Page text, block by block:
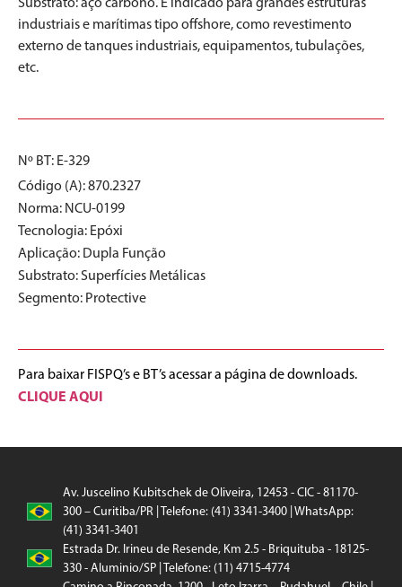
industriais e marítimas tipo offshore, como revestimento
externo de tanques industriais, equipamentos, tubulações,
etc.
Nº BT: E-329
Código (A): 870.2327
Norma: NCU-0199
Tecnologia: Epóxi
Aplicação: Dupla Função
Substrato:Superfícies Metálicas
Segmento: Protective
Para baixar FISPQ’s e BT’s acessar a página de downloads.
CLIQUE AQUI
Av. Juscelino Kubitschek de Oliveira, 12453 - CIC - 81170-
300 – Curitiba/PR | Telefone: (41) 3341-3400 | WhatsApp:
(41) 3341-3401
Estrada Dr. Irineu de Resende, Km 2.5 - Briquituba - 18125-
330 - Aluminio/SP | Telefone: (11) 4715-4774